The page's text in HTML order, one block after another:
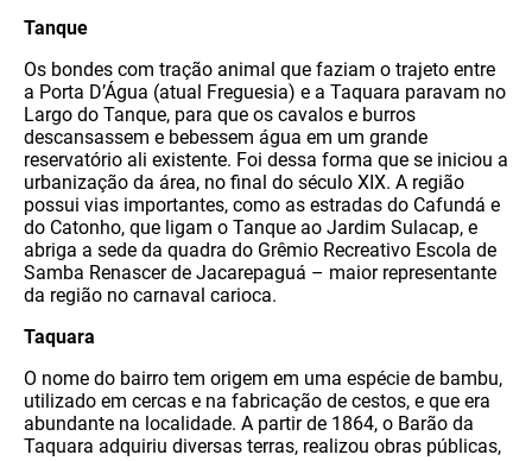
Tanque
Os bondes com tração animal que faziam o trajeto entre
a Porta D’Água (atual Freguesia) e a Taquara paravam no
Largo do Tanque, para que os cavalos e burros
descansassem e bebessem água em um grande
reservatório ali existente. Foi dessa forma que se iniciou a
urbanização da área, no final do século XIX. A região
possui vias importantes, como as estradas do Cafundá e
do Catonho, que ligam o Tanque ao Jardim Sulacap, e
abriga a sede da quadra do Grêmio Recreativo Escola de
Samba Renascer de Jacarepaguá – maior representante
da região no carnaval carioca.
Taquara
O nome do bairro tem origem em uma espécie de bambu,
utilizado em cercas e na fabricação de cestos, e que era
abundante na localidade. A partir de 1864, o Barão da
Taquara adquiriu diversas terras, realizou obras públicas,